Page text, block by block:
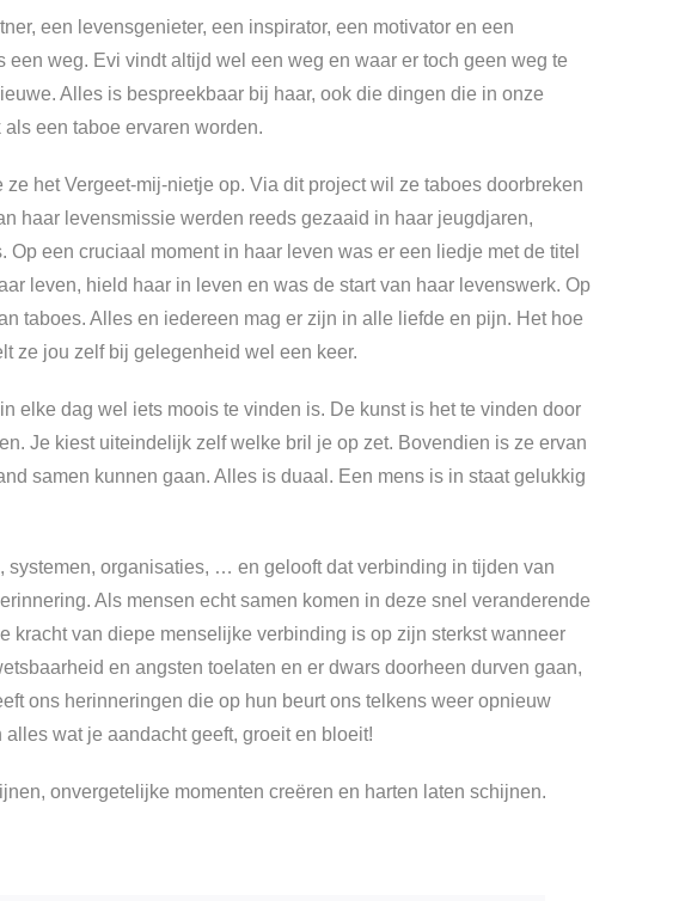
een levensgenieter, een inspirator, een motivator en een
weg. Evi vindt altijd wel een weg en waar er toch geen weg te
Alles is bespreekbaar bij haar, ook die dingen die in onze
een taboe ervaren worden.
het Vergeet-mij-nietje op. Via dit project wil ze taboes doorbreken
haar levensmissie werden reeds gezaaid in haar jeugdjaren,
een cruciaal moment in haar leven was er een liedje met de titel
leven, hield haar in leven en was de start van haar levenswerk. Op
taboes. Alles en iedereen mag er zijn in alle liefde en pijn. Het hoe
ze jou zelf bij gelegenheid wel een keer.
elke dag wel iets moois te vinden is. De kunst is het te vinden door
Je kiest uiteindelijk zelf welke bril je op zet. Bovendien is ze ervan
samen kunnen gaan. Alles is duaal. Een mens is in staat gelukkig
systemen, organisaties, … en gelooft dat verbinding in tijden van
Als mensen echt samen komen in deze snel veranderende
kracht van diepe menselijke verbinding is op zijn sterkst wanneer
en angsten toelaten en er dwars doorheen durven gaan,
ons herinneringen die op hun beurt ons telkens weer opnieuw
wat je aandacht geeft, groeit en bloeit!
onvergetelijke momenten creëren en harten laten schijnen.